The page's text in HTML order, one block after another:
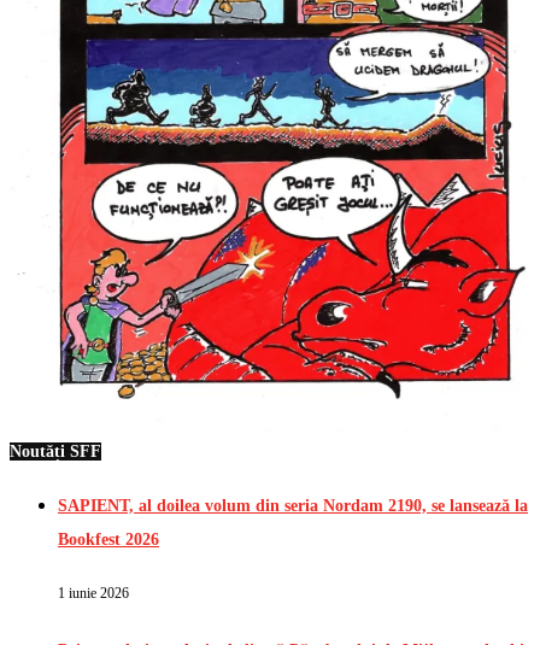
Noutăți SFF
SAPIENT, al doilea volum din seria Nordam 2190, se lansează la
Bookfest 2026
1 iunie 2026